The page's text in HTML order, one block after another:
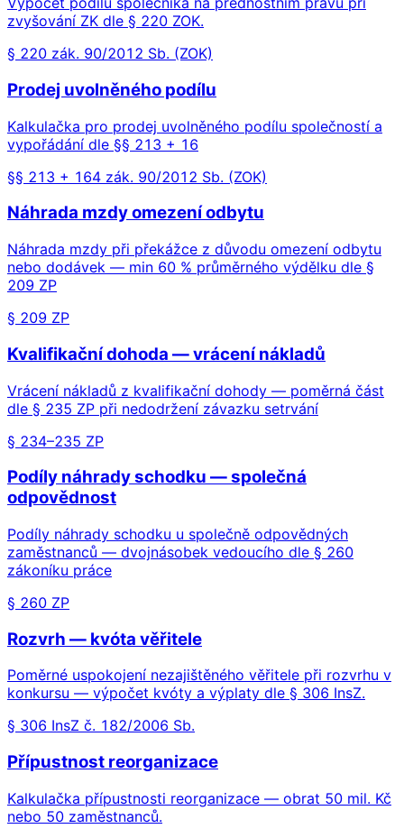
zvyšování ZK dle § 220 ZOK.
§ 220 zák. 90/2012 Sb. (ZOK)
Prodej uvolněného podílu
Kalkulačka pro prodej uvolněného podílu společností a
vypořádání dle §§ 213 + 16
§§ 213 + 164 zák. 90/2012 Sb. (ZOK)
Náhrada mzdy omezení odbytu
Náhrada mzdy při překážce z důvodu omezení odbytu
nebo dodávek — min 60 % průměrného výdělku dle §
209 ZP
§ 209 ZP
Kvalifikační dohoda — vrácení nákladů
Vrácení nákladů z kvalifikační dohody — poměrná část
dle § 235 ZP při nedodržení závazku setrvání
§ 234–235 ZP
Podíly náhrady schodku — společná
odpovědnost
Podíly náhrady schodku u společně odpovědných
zaměstnanců — dvojnásobek vedoucího dle § 260
zákoníku práce
§ 260 ZP
Rozvrh — kvóta věřitele
Poměrné uspokojení nezajištěného věřitele při rozvrhu v
konkursu — výpočet kvóty a výplaty dle § 306 InsZ.
§ 306 InsZ č. 182/2006 Sb.
Přípustnost reorganizace
Kalkulačka přípustnosti reorganizace — obrat 50 mil. Kč
nebo 50 zaměstnanců.